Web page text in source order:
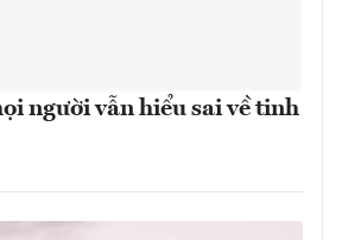
người vẫn hiểu sai về tinh